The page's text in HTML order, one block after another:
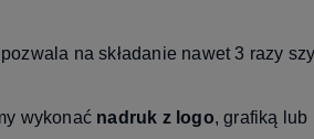
na składanie nawet 3 razy
wykonać nadruk z logo, grafiką lub